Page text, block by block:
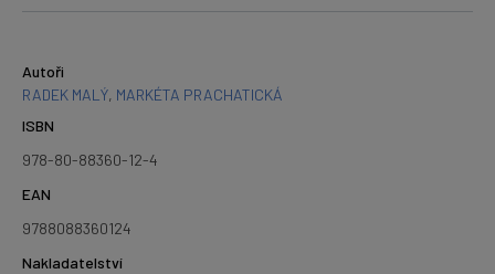
Autoři
RADEK MALÝ, MARKÉTA PRACHATICKÁ
ISBN
978-80-88360-12-4
EAN
9788088360124
Nakladatelství